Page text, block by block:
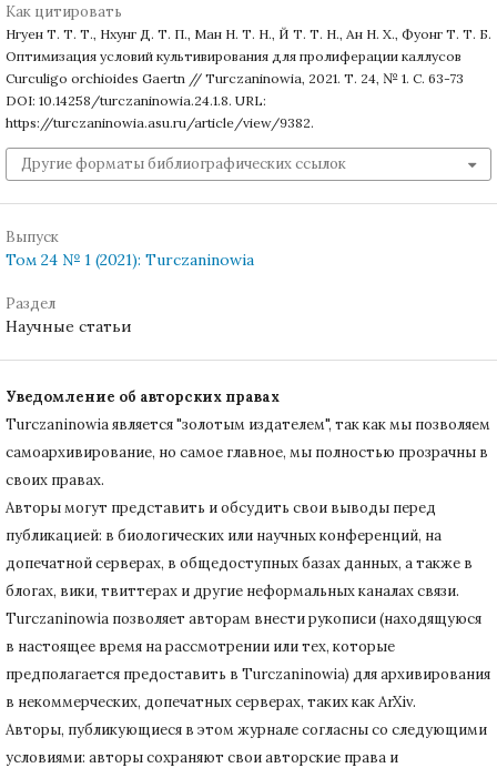
Как цитировать
Нгуен Т. Т. Т., Нхунг Д. Т. П., Ман Н. Т. Н., Й Т. Т. Н., Ан Н. Х., Фуонг Т. Т. Б.
Оптимизация условий культивирования для пролиферации каллусов
Curculigo orchioides Gaertn // Turczaninowia, 2021. Т. 24, № 1. С. 63-73
DOI: 10.14258/turczaninowia.24.1.8. URL:
https://turczaninowia.asu.ru/article/view/9382.
Другие форматы библиографических ссылок
Выпуск
Том 24 № 1 (2021): Turczaninowia
Раздел
Научные статьи
Уведомление об авторских правах
Turczaninowiа является "золотым издателем", так как мы позволяем
самоархивирование, но самое главное, мы полностью прозрачны в
своих правах.
Авторы могут представить и обсудить свои выводы перед
публикацией: в биологических или научных конференций, на
допечатной серверах, в общедоступных базах данных, а также в
блогах, вики, твиттерах и другие неформальных каналах связи.
Turczaninowiа позволяет авторам внести рукописи (находящуюся
в настоящее время на рассмотрении или тех, которые
предполагается предоставить в Turczaninowia) для архивирования
в некоммерческих, допечатных серверах, таких как ArXiv.
Авторы, публикующиеся в этом журнале согласны со следующими
условиями: авторы сохраняют свои авторские права и